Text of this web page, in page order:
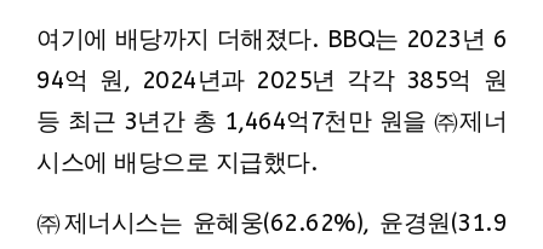
여기에 배당까지 더해졌다. BBQ는 2023년 6
94억 원, 2024년과 2025년 각각 385억 원
등 최근 3년간 총 1,464억7천만 원을 ㈜제너
시스에 배당으로 지급했다.
㈜제너시스는 윤혜웅(62.62%), 윤경원(31.9